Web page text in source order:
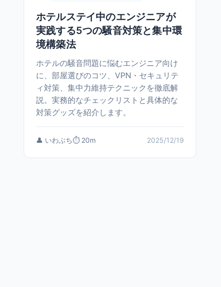
ホテルステイ中のエンジニアが
実践する5つの騒音対策と集中環
境構築法
ホテルの騒音問題に悩むエンジニア向け
に、部屋選びのコツ、VPN・セキュリテ
ィ対策、集中力維持テクニックを徹底解
説。実務的なチェックリストと具体的な
対策グッズを紹介します。
👤 いわぶち⏱️ 20m 2025/12/19